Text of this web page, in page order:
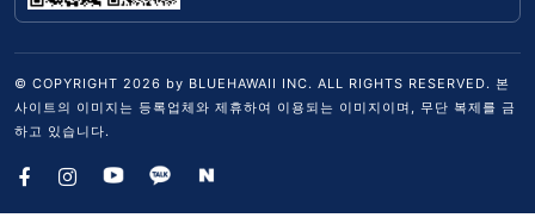
© COPYRIGHT 2026 by BLUEHAWAII INC. ALL RIGHTS RESERVED. 본
사이트의 이미지는 등록업체와 제휴하여 이용되는 이미지이며, 무단 복제를 금
하고 있습니다.